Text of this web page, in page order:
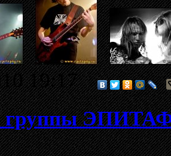
19:17
группы